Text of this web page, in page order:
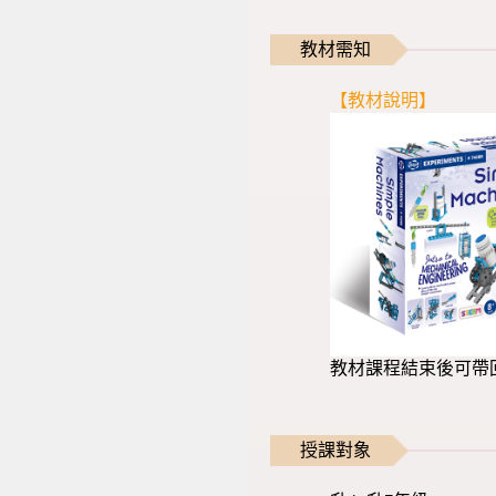
教材需知
【教材說明】
教材課程結束後可帶
授課對象